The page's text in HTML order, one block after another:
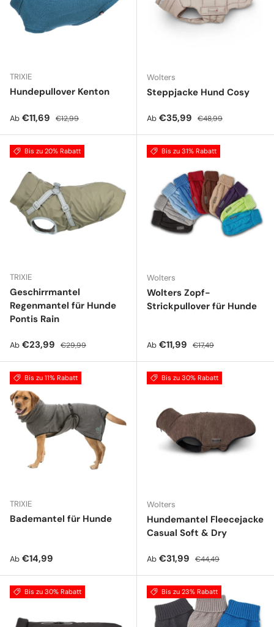
TRIXIE
Hundepullover Kenton
Verkaufspreis
Ab €11,69 Normaler Preis
€12,99
Wolters
Steppjacke Hund Cosy
Verkaufspreis
Ab €35,99 Normaler Preis
€48,99
Bis zu 20% Rabatt
TRIXIE
Geschirrmantel
Regenmantel für Hunde
Pontis Rain
Verkaufspreis
Ab €23,99 Normaler Preis
€29,99
Bis zu 31% Rabatt
Wolters
Wolters Zopf-
Strickpullover für Hunde
Verkaufspreis
Ab €11,99 Normaler Preis
€17,49
Bis zu 11% Rabatt
TRIXIE
Bademantel für Hunde
Normaler Preis
Ab €14,99
Bis zu 30% Rabatt
Wolters
Hundemantel Fleecejacke
Casual Soft & Dry
Verkaufspreis
Ab €31,99 Normaler Preis
€44,49
Bis zu 30% Rabatt Bis zu 23% Rabatt